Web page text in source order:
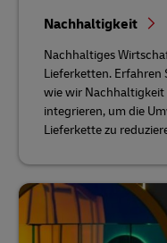
Nachhaltigkeit
Nachhaltiges
Lieferketten. Erfahren
wie wir Nachhaltigkeit
integrieren, um die
Lieferkette zu